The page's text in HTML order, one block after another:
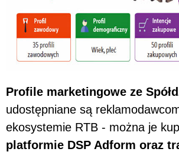
Profile marketingowe ze
udostępniane są
ekosystemie RTB - można je
platformie DSP Adform oraz